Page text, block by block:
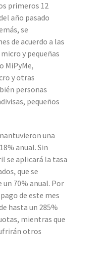
primeros 12
año pasado
se
de acuerdo a las
y pequeñas
MiPyMe,
y otras
personas
pequeños
una
anual. Sin
se aplicará la tasa
que se
un 70% anual. Por
de este mes
hasta un 285%
mientras que
otros